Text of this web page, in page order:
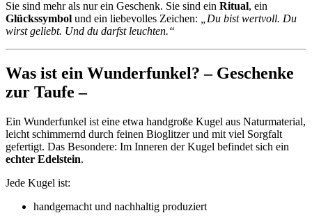
Sie sind mehr als nur ein Geschenk. Sie sind ein Ritual, ein
Glückssymbol und ein liebevolles Zeichen:
„Du bist wertvoll. Du
wirst geliebt. Und du darfst leuchten.“
Was ist ein Wunderfunkel? – Geschenke
zur Taufe –
Ein Wunderfunkel ist eine etwa handgroße Kugel aus Naturmaterial,
leicht schimmernd durch feinen Bioglitzer und mit viel Sorgfalt
gefertigt. Das Besondere: Im Inneren der Kugel befindet sich ein
echter Edelstein.
Jede Kugel ist:
handgemacht und nachhaltig produziert